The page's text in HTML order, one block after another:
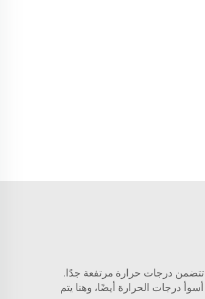
تتضمن درجات حرارة مرتفعة جدًا.
درجات الحرارة أيضًا، وهنا يتم